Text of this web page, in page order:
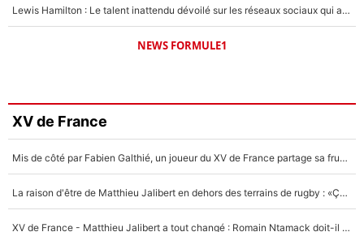
Lewis Hamilton : Le talent inattendu dévoilé sur les réseaux sociaux qui a impressionné Kim Kardashian pendant leurs vacances en amoureux !
NEWS FORMULE1
XV de France
Mis de côté par Fabien Galthié, un joueur du XV de France partage sa frustration : «ils ne me l’ont pas dit tout de suite»
La raison d'être de Matthieu Jalibert en dehors des terrains de rugby : «Ça m'atteint autant que si tu touches à un membre de ma famille»
XV de France - Matthieu Jalibert a tout changé : Romain Ntamack doit-il s’inquiéter pour sa place à un an de la Coupe du monde ?